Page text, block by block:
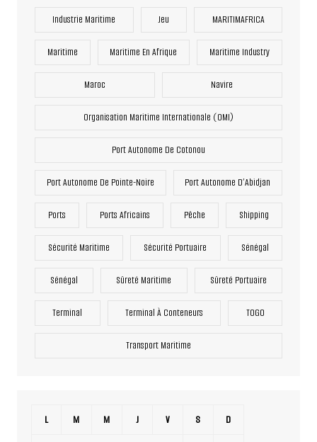
Industrie Maritime Jeu MARITIMAFRICA
Maritime Maritime En Afrique Maritime Industry
Maroc Navire
Organisation Maritime Internationale (OMI)
Port Autonome De Cotonou
Port Autonome De Pointe-Noire Port Autonome D’Abidjan
Ports Ports Africains Pêche Shipping
Sécurité Maritime Sécurité Portuaire Sénégal
Sénégal Sûreté Maritime Sûreté Portuaire
Terminal Terminal À Conteneurs TOGO
Transport Maritime
L M M J V S D